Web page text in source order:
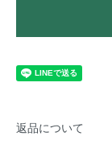
返品について